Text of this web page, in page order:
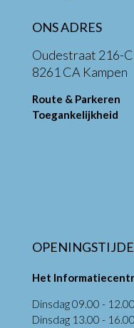
ONS ADRES
Oudestraat 216-C
8261 CA Kampen
Route & Parkeren
Toegankelijkheid
Het
Dinsdag 09.00 -
Dinsdag 13.00 -